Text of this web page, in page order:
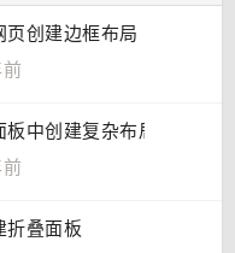
创建边框布局
中创建复杂布局
折叠面板